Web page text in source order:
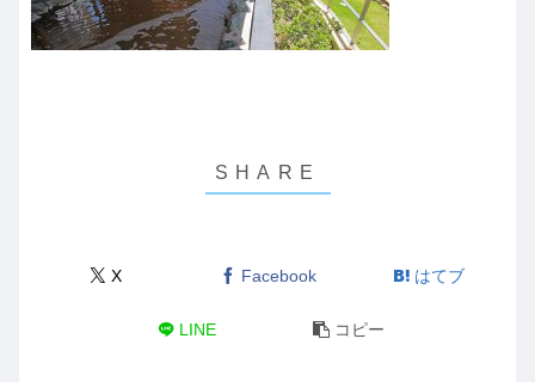
X Facebook はてブ
LINE コピー